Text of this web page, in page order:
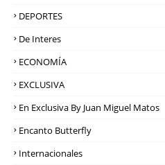
DEPORTES
De Interes
ECONOMÍA
EXCLUSIVA
En Exclusiva By Juan Miguel Matos
Encanto Butterfly
Internacionales